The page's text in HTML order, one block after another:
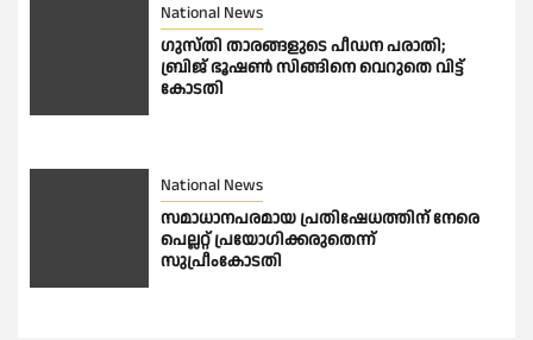
National News
ഗുസ്തി താരങ്ങളുടെ പീഡന പരാതി;
ബ്രിജ് ഭൂഷണ്‍ സിങ്ങിനെ വെറുതെ വിട്ട്
കോടതി
National News
സമാധാനപരമായ പ്രതിഷേധത്തിന് നേരെ
പെല്ലറ്റ് പ്രയോഗിക്കരുതെന്ന്
സുപ്രീംകോടതി